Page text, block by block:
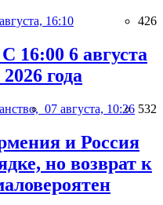
16:10 426
16:00 6 августа
года
07 августа, 10:26 532
и Россия
но возврат к